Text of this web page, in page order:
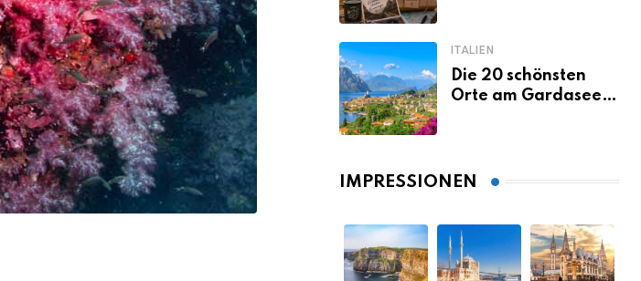
ITALIEN
Die 20 schönsten
Orte am Gardasee,
IMPRESSIONEN